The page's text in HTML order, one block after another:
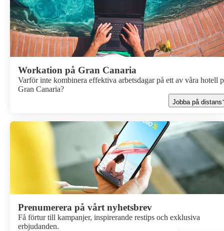
Workation på Gran Canaria
Varför inte kombinera effektiva arbetsdagar på ett av våra hotell
Gran Canaria?
Jobba på distans
Prenumerera på vårt nyhetsbrev
Få förtur till kampanjer, inspirerande restips och exklusiva
erbjudanden.